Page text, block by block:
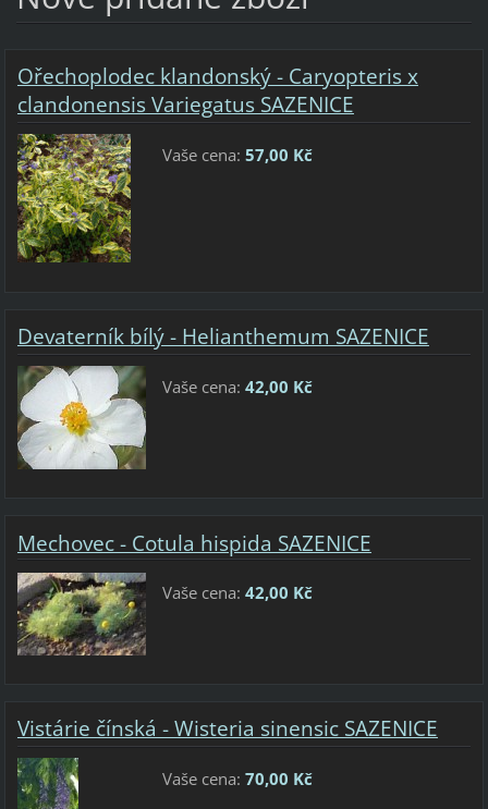
Ořechoplodec klandonský - Caryopteris x
clandonensis Variegatus SAZENICE
Vaše cena: 57,00 Kč
Devaterník bílý - Helianthemum SAZENICE
Vaše cena: 42,00 Kč
Mechovec - Cotula hispida SAZENICE
Vaše cena: 42,00 Kč
Vistárie čínská - Wisteria sinensic SAZENICE
Vaše cena: 70,00 Kč